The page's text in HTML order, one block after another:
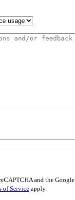
and the Google
of Service apply.